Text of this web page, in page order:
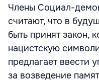
Члены Социал-
считают, что в
быть принят закон,
нацистскую
предлагает ввести
за возведение